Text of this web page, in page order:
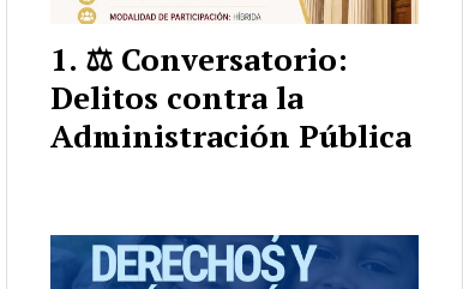
⚖️ Conversatorio:
Delitos contra la
Administración Pública